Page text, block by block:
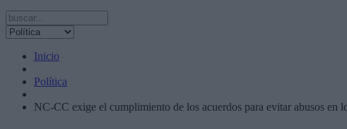
Inicio
Política
NC-CC exige el cumplimiento de los acuerdos para evitar abusos en